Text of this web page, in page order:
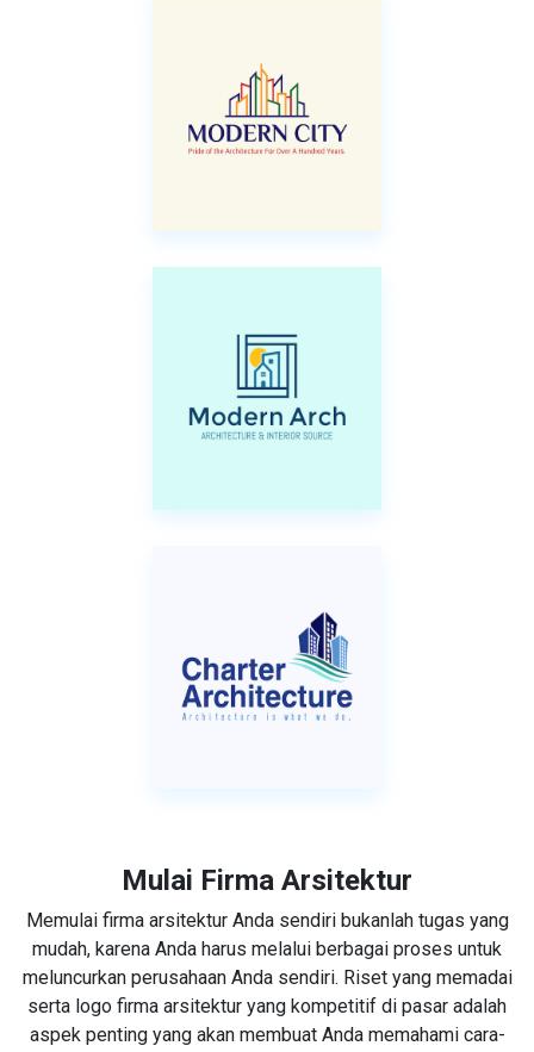
Mulai Firma Arsitektur
Memulai firma arsitektur Anda sendiri bukanlah tugas yang
mudah, karena Anda harus melalui berbagai proses untuk
meluncurkan perusahaan Anda sendiri. Riset yang memadai
serta logo firma arsitektur yang kompetitif di pasar adalah
aspek penting yang akan membuat Anda memahami cara-